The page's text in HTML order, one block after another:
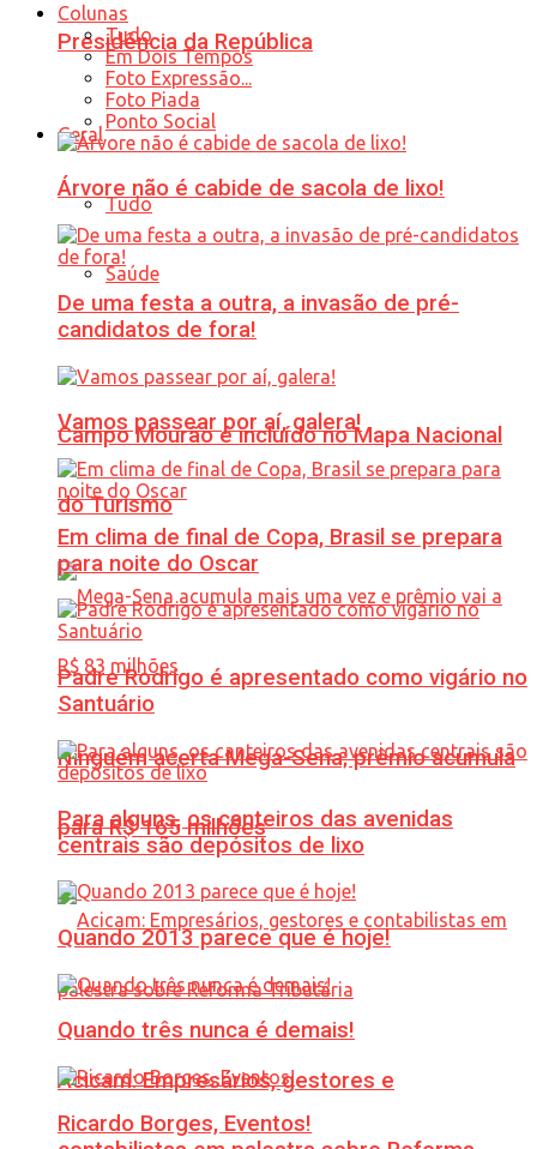
Presidência da República
Geral
Tudo
Saúde
Campo Mourão é incluído no Mapa Nacional
do Turismo
Ninguém acerta Mega-Sena; prêmio acumula
para R$ 165 milhões
Acicam: Empresários, gestores e
Colunas
Tudo
Em Dois Tempos
Foto Expressão...
Foto Piada
Ponto Social
Árvore não é cabide de sacola de lixo!
De uma festa a outra, a invasão de pré-
candidatos de fora!
Vamos passear por aí, galera!
Em clima de final de Copa, Brasil se prepara
para noite do Oscar
Padre Rodrigo é apresentado como vigário no
Santuário
Para alguns, os canteiros das avenidas
centrais são depósitos de lixo
Quando 2013 parece que é hoje!
Quando três nunca é demais!
Ricardo Borges, Eventos!